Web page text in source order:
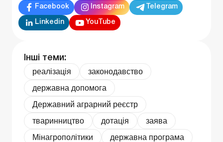
Facebook Instagram Telegram
Linkedin YouTube
Інші теми:
реалізація
законодавство
державна допомога
Державний аграрний реєстр
тваринництво
дотація
заява
Мінагрополітики
державна програма